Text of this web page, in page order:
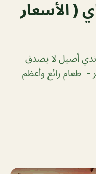
( الأسعار
أصيل لا يصدق
- طعام رائع وأعظم